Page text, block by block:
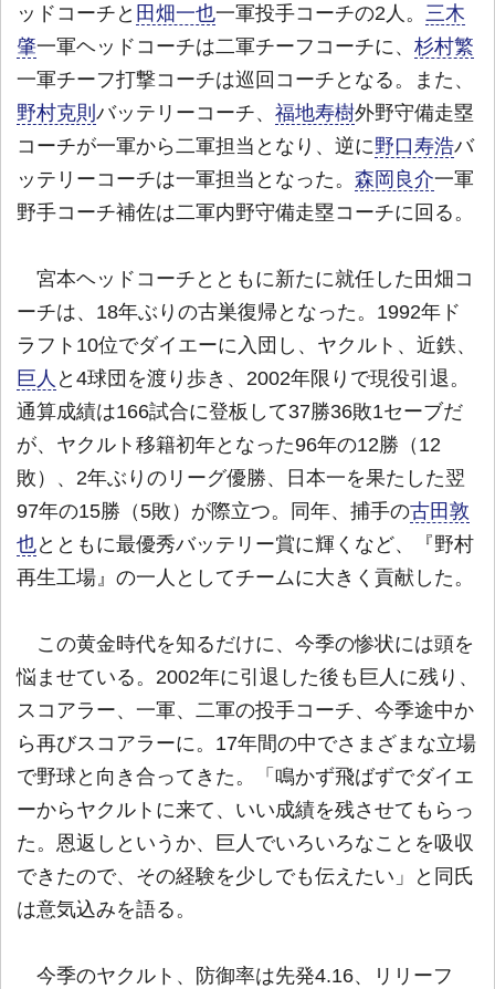
ッドコーチと 田畑一也一軍投手コーチの2人。 三木
肇一軍ヘッドコーチは二軍チーフコーチに、 杉村繁
一軍チーフ打撃コーチは巡回コーチとなる。また、
野村克則 バッテリーコーチ、 福地寿樹外野守備走塁
コーチが一軍から二軍担当となり、逆に野口寿浩バ
ッテリーコーチは一軍担当となった。 森岡良介一軍
野手コーチ補佐は二軍内野守備走塁コーチに回る。
宮本ヘッドコーチとともに新たに就任した田畑コ
ーチは、18年ぶりの古巣復帰となった。1992年ド
ラフト10位でダイエーに入団し、ヤクルト、近鉄、
巨人 と4球団を渡り歩き、2002年限りで現役引退。
通算成績は166試合に登板して37勝36敗1セーブだ
が、ヤクルト移籍初年となった96年の12勝（12
敗）、2年ぶりのリーグ優勝、日本一を果たした翌
97年の15勝（5敗）が際立つ。同年、捕手の古田敦
也とともに最優秀バッテリー賞に輝くなど、『野村
再生工場』の一人としてチームに大きく貢献した。
この黄金時代を知るだけに、今季の惨状には頭を
悩ませている。2002年に引退した後も巨人に残り、
スコアラー、一軍、二軍の投手コーチ、今季途中か
ら再びスコアラーに。17年間の中でさまざまな立場
で野球と向き合ってきた。「鳴かず飛ばずでダイエ
ーからヤクルトに来て、いい成績を残させてもらっ
た。恩返しというか、巨人でいろいろなことを吸収
できたので、その経験を少しでも伝えたい」と同氏
は意気込みを語る。
今季のヤクルト、防御率は先発4.16、リリーフ